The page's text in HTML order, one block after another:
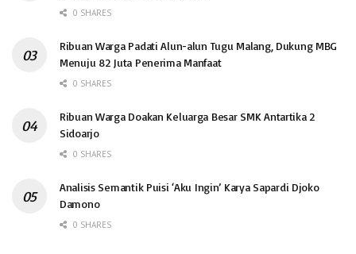
0 SHARES
Ribuan Warga Padati Alun-alun Tugu Malang, Dukung MBG
Menuju 82 Juta Penerima Manfaat
0 SHARES
Ribuan Warga Doakan Keluarga Besar SMK Antartika 2
Sidoarjo
0 SHARES
Analisis Semantik Puisi ‘Aku Ingin’ Karya Sapardi Djoko
Damono
0 SHARES